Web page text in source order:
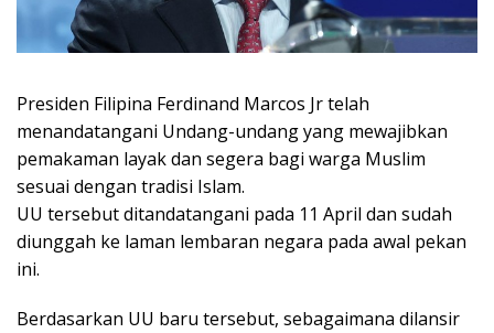
Presiden Filipina Ferdinand Marcos Jr telah
menandatangani Undang-undang yang mewajibkan
pemakaman layak dan segera bagi warga Muslim
sesuai dengan tradisi Islam.
UU tersebut ditandatangani pada 11 April dan sudah
diunggah ke laman lembaran negara pada awal pekan
ini.
Berdasarkan UU baru tersebut, sebagaimana dilansir